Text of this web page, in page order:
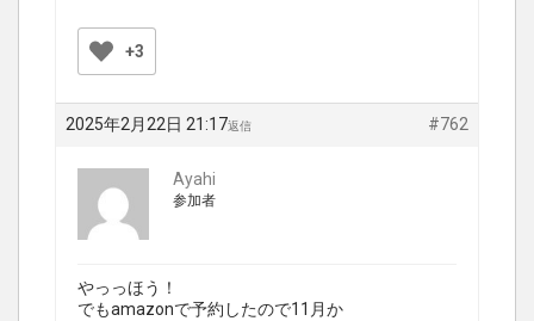
+3
2025年2月22日 21:17 #762
返信
Ayahi
参加者
やっっほう！
でもamazonで予約したので11月か